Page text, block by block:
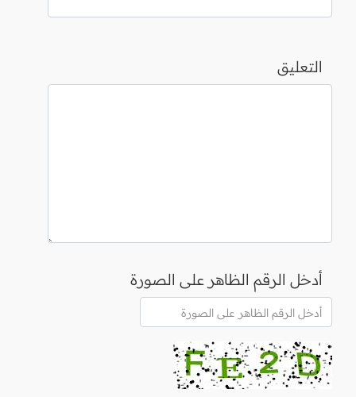
التعليق
أدخل الرقم الظاهر على الصورة